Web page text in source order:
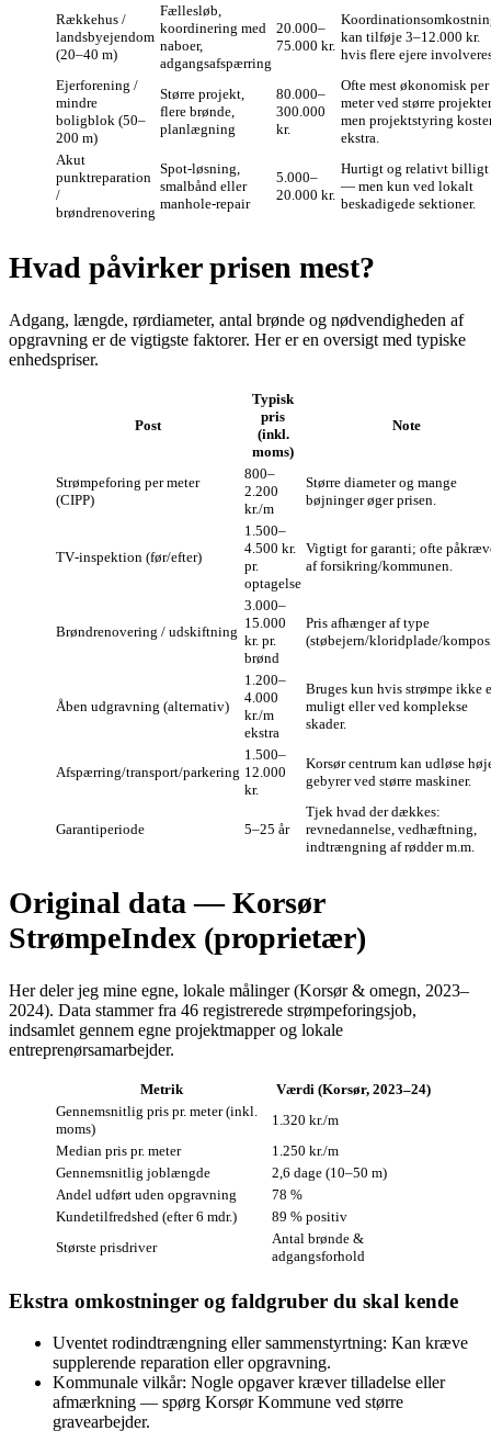
Rækkehus /
landsbyejendom
(20–40 m)
Fællesløb,
koordinering med
naboer,
adgangsafspærring
20.000–
75.000 kr.
kan tilføje 3–12.000 kr.
hvis flere ejere
Ejerforening /
mindre
boligblok (50–
200 m)
Større projekt,
flere brønde,
planlægning
80.000–
300.000
kr.
Ofte mest økonomisk per
meter ved større
men projektstyring
ekstra.
Akut
punktreparation
/
brøndrenovering
Spot-løsning,
smalbånd eller
manhole-repair
5.000–
20.000 kr.
Hurtigt og relativt billigt
— men kun ved lokalt
beskadigede sektioner.
Hvad påvirker prisen mest?
Adgang, længde, rørdiameter, antal brønde og nødvendigheden af
opgravning er de vigtigste faktorer. Her er en oversigt med typiske
enhedspriser.
Post
Typisk
pris
(inkl.
moms)
Note
Strømpeforing per meter
(CIPP)
800–
2.200
kr./m
Større diameter og mange
bøjninger øger prisen.
TV‑inspektion (før/efter)
1.500–
4.500 kr.
pr.
optagelse
Vigtigt for garanti; ofte
af forsikring/kommunen.
Brøndrenovering / udskiftning
3.000–
15.000
kr. pr.
brønd
Pris afhænger af type
(støbejern/kloridplade/
Åben udgravning (alternativ)
1.200–
4.000
kr./m
ekstra
Bruges kun hvis strømpe ikke
muligt eller ved komplekse
skader.
Afspærring/transport/parkering
1.500–
12.000
kr.
Korsør centrum kan udløse
gebyrer ved større maskiner.
Garantiperiode 5–25 år
Tjek hvad der dækkes:
revnedannelse, vedhæftning,
indtrængning af rødder m.m.
Original data — Korsør
StrømpeIndex (proprietær)
Her deler jeg mine egne, lokale målinger (Korsør & omegn, 2023–
2024). Data stammer fra 46 registrerede strømpeforingsjob,
indsamlet gennem egne projektmapper og lokale
entreprenørsamarbejder.
Metrik
Værdi (Korsør, 2023–24)
Gennemsnitlig pris pr. meter (inkl.
moms)
1.320 kr./m
Median pris pr. meter
1.250 kr./m
Gennemsnitlig joblængde
2,6 dage (10–50 m)
Andel udført uden opgravning
78 %
Kunde­tilfredshed (efter 6 mdr.)
89 % positiv
Største prisdriver
Antal brønde &
adgangsforhold
Ekstra omkostninger og faldgruber du skal kende
Uventet rodindtrængning eller sammenstyrtning: Kan kræve
supplerende reparation eller opgravning.
Kommunale vilkår: Nogle opgaver kræver tilladelse eller
afmærkning — spørg Korsør Kommune ved større
gravearbejder.